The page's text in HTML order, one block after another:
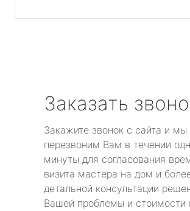
Заказать
Закажите звонок с сайта и мы
перезвоним Вам в течении
минуты для согласования
визита мастера на дом и
детальной консультации
Вашей проблемы и стоимости